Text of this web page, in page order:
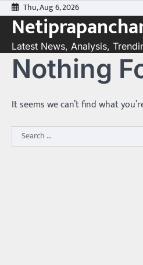
Skip
to
content
Thu, Aug 6, 2026
Latest News, Analysis,
Nothing
It seems we can’t find what
Search
for: